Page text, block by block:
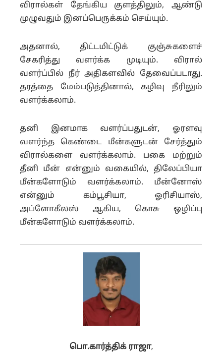
விரால்கள் தேங்கிய குளத்திலும், ஆண்டு
முழுவதும் இனப்பெருக்கம் செய்யும்.
அதனால், திட்டமிட்டுக் குஞ்சுகளைச்
சேகரித்து வளர்க்க முடியும். விரால்
வளர்ப்பில் நீர் அதிகளவில் தேவைப்படாது.
தரத்தை மேம்படுத்தினால், கழிவு நீரிலும்
வளர்க்கலாம்.
தனி இனமாக வளர்ப்பதுடன், ஓரளவு
வளர்ந்த கெண்டை மீன்களுடன் சேர்த்தும்
விரால்களை வளர்க்கலாம். பகை மற்றும்
தீனி மீன் என்னும் வகையில், திலேப்பியா
மீன்களோடும் வளர்க்கலாம். மீன்னோஸ்
என்னும் கம்பூசியா, ஓரிசியாஸ்,
அப்ளோகீலஸ் ஆகிய, கொசு ஒழிப்பு
மீன்களோடும் வளர்க்கலாம்.
பொ.கார்த்திக் ராஜா,